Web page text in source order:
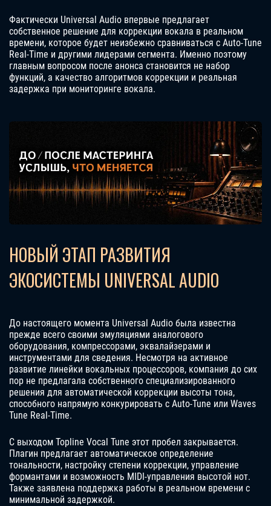
Фактически Universal Audio впервые предлагает
собственное решение для коррекции вокала в реальном
времени, которое будет неизбежно сравниваться с Auto-Tune
Real-Time и другими лидерами сегмента. Именно поэтому
главным вопросом после анонса становится не набор
функций, а качество алгоритмов коррекции и реальная
задержка при мониторинге вокала.
НОВЫЙ ЭТАП РАЗВИТИЯ
ЭКОСИСТЕМЫ UNIVERSAL AUDIO
До настоящего момента Universal Audio была известна
прежде всего своими эмуляциями аналогового
оборудования, компрессорами, эквалайзерами и
инструментами для сведения. Несмотря на активное
развитие линейки вокальных процессоров, компания до сих
пор не предлагала собственного специализированного
решения для автоматической коррекции высоты тона,
способного напрямую конкурировать с Auto-Tune или Waves
Tune Real-Time.
С выходом Topline Vocal Tune этот пробел закрывается.
Плагин предлагает автоматическое определение
тональности, настройку степени коррекции, управление
формантами и возможность MIDI-управления высотой нот.
Также заявлена поддержка работы в реальном времени с
минимальной задержкой.